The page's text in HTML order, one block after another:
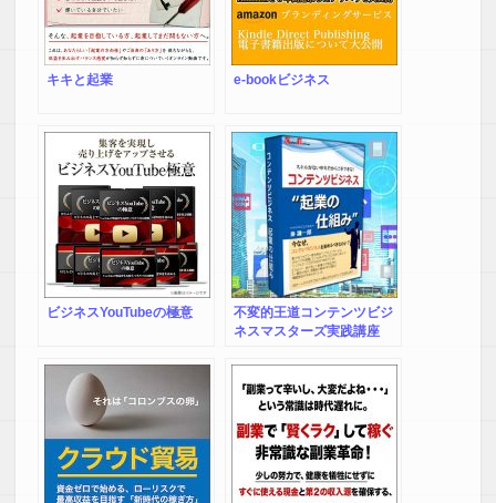
キキと起業 e-bookビジネス
ビジネスYouTubeの極意
不変的王道コンテンツビジ
ネスマスターズ実践講座